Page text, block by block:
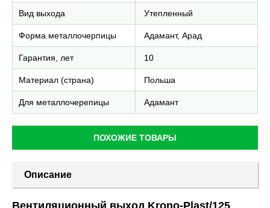
Вид выхода Утепленный
Форма металлочерпицы Адамант, Арад
Гарантия, лет 10
Материал (страна) Польша
Для металлочерепицы Адамант
ПОХОЖИЕ ТОВАРЫ
Описание
Вентиляционный выход Krono-Plast/125